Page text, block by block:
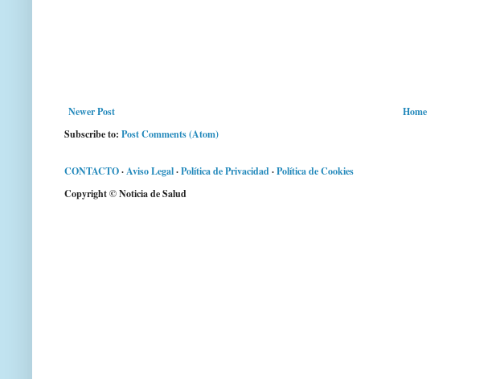
Newer Post
Home
Subscribe to: Post Comments (Atom)
CONTACTO·Aviso Legal·Política de Privacidad·Política de Cookies
Copyright © Noticia de Salud